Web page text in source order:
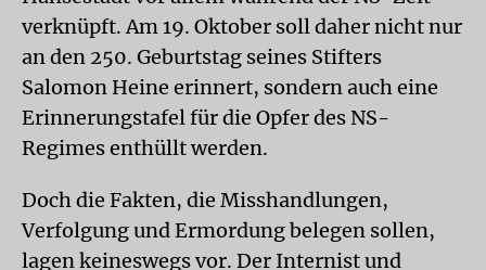
verknüpft. Am 19. Oktober soll daher nicht nur
an den 250. Geburtstag seines Stifters
Salomon Heine erinnert, sondern auch eine
Erinnerungstafel für die Opfer des NS-
Regimes enthüllt werden.
Doch die Fakten, die Misshandlungen,
Verfolgung und Ermordung belegen sollen,
lagen keineswegs vor. Der Internist und